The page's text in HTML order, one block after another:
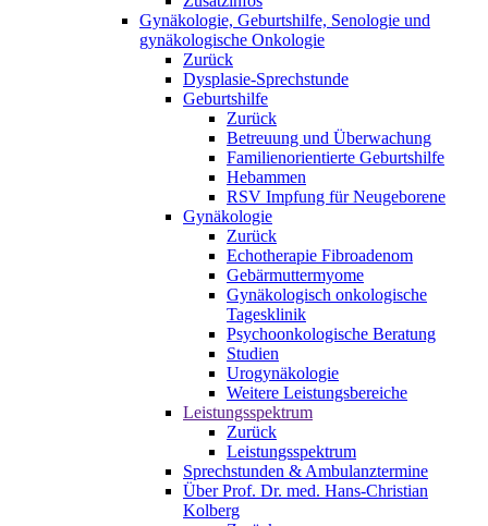
Gynäkologie, Geburtshilfe, Senologie und
gynäkologische Onkologie
Zurück
Dysplasie-Sprechstunde
Geburtshilfe
Zurück
Betreuung und Überwachung
Familienorientierte Geburtshilfe
Hebammen
RSV Impfung für Neugeborene
Gynäkologie
Zurück
Echotherapie Fibroadenom
Gebärmuttermyome
Gynäkologisch onkologische
Tagesklinik
Psychoonkologische Beratung
Studien
Urogynäkologie
Weitere Leistungsbereiche
Leistungsspektrum
Zurück
Leistungsspektrum
Sprechstunden & Ambulanztermine
Über Prof. Dr. med. Hans-Christian
Kolberg